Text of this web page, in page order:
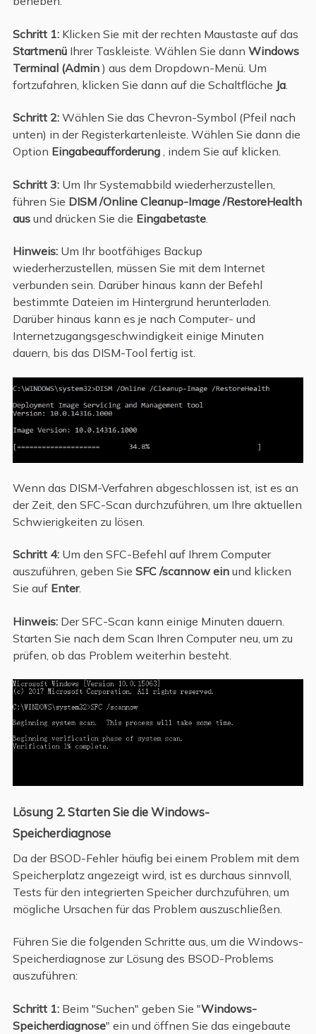
Schritt 1:Klicken Sie mit der rechten Maustaste auf das
StartmenüIhrer Taskleiste. Wählen Sie dann Windows
Terminal (Admin) aus dem Dropdown-Menü. Um
fortzufahren, klicken Sie dann auf die Schaltfläche Ja.
Schritt 2:Wählen Sie das Chevron-Symbol (Pfeil nach
unten) in der Registerkartenleiste. Wählen Sie dann die
Option Eingabeaufforderung, indem Sie auf klicken.
Schritt 3:Um Ihr Systemabbild wiederherzustellen,
führen Sie DISM /Online Cleanup-Image /RestoreHealth
ausund drücken Sie die Eingabetaste.
Hinweis:Um Ihr bootfähiges Backup
wiederherzustellen, müssen Sie mit dem Internet
verbunden sein. Darüber hinaus kann der Befehl
bestimmte Dateien im Hintergrund herunterladen.
Darüber hinaus kann es je nach Computer- und
Internetzugangsgeschwindigkeit einige Minuten
dauern, bis das DISM-Tool fertig ist.
Wenn das DISM-Verfahren abgeschlossen ist, ist es an
der Zeit, den SFC-Scan durchzuführen, um Ihre aktuellen
Schwierigkeiten zu lösen.
Schritt 4:Um den SFC-Befehl auf Ihrem Computer
auszuführen, geben Sie SFC /scannow einund klicken
Sie auf Enter.
Hinweis:Der SFC-Scan kann einige Minuten dauern.
Starten Sie nach dem Scan Ihren Computer neu, um zu
prüfen, ob das Problem weiterhin besteht.
Lösung 2. Starten Sie die Windows-
Speicherdiagnose
Da der BSOD-Fehler häufig bei einem Problem mit dem
Speicherplatz angezeigt wird, ist es durchaus sinnvoll,
Tests für den integrierten Speicher durchzuführen, um
mögliche Ursachen für das Problem auszuschließen.
Führen Sie die folgenden Schritte aus, um die Windows-
Speicherdiagnose zur Lösung des BSOD-Problems
auszuführen:
Schritt 1:Beim "Suchen" geben Sie "Windows-
Speicherdiagnose" ein und öffnen Sie das eingebaute